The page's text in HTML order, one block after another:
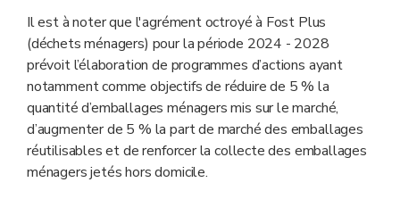
Il est à noter que l'agrément octroyé à Fost Plus
(déchets ménagers) pour la période 2024 - 2028
prévoit l’élaboration de programmes d’actions ayant
notamment comme objectifs de réduire de 5 % la
quantité d’emballages ménagers mis sur le marché,
d’augmenter de 5 % la part de marché des emballages
réutilisables et de renforcer la collecte des emballages
ménagers jetés hors domicile.